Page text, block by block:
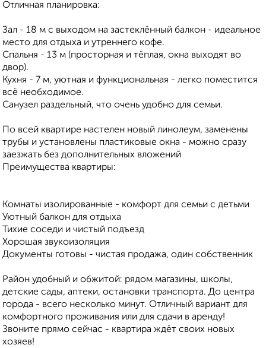
Отличная планировка:
Зал - 18 м с выходом на застеклённый балкон - идеальное
место для отдыха и утреннего кофе.
Спальня - 13 м (просторная и тёплая, окна выходят во
двор).
Кухня - 7 м, уютная и функциональная - легко поместится
всё необходимое.
Санузел раздельный, что очень удобно для семьи.
По всей квартире настелен новый линолеум, заменены
трубы и установлены пластиковые окна - можно сразу
заезжать без дополнительных вложений
Преимущества квартиры:
Комнаты изолированные - комфорт для семьи с детьми
Уютный балкон для отдыха
Тихие соседи и чистый подъезд
Хорошая звукоизоляция
Документы готовы - чистая продажа, один собственник
Район удобный и обжитой: рядом магазины, школы,
детские сады, аптеки, остановки транспорта. До центра
города - всего несколько минут. Отличный вариант для
комфортного проживания или для сдачи в аренду!
Звоните прямо сейчас - квартира ждёт своих новых
хозяев!